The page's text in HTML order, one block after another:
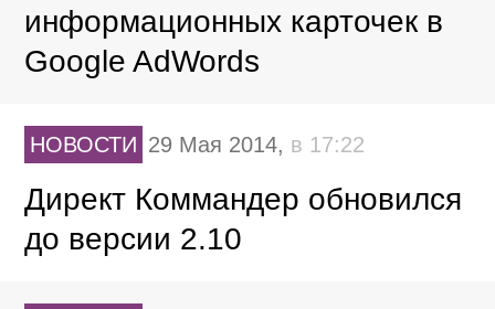
информационных карточек в
Google AdWords
НОВОСТИ 29 Мая 2014, в 17:22
Директ Коммандер обновился
до версии 2.10